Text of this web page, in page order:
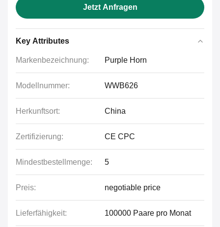
Jetzt Anfragen
Key Attributes
Markenbezeichnung: Purple Horn
Modellnummer: WWB626
Herkunftsort: China
Zertifizierung: CE CPC
Mindestbestellmenge: 5
Preis: negotiable price
Lieferfähigkeit: 100000 Paare pro Monat